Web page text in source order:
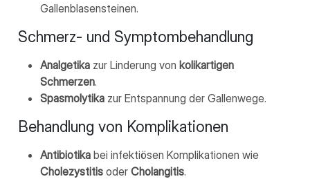
Gallenblasensteinen.
Schmerz- und Symptombehandlung
Analgetika zur Linderung vonkolikartigen
Schmerzen.
Spasmolytika zur Entspannung der Gallenwege.
Behandlung von Komplikationen
Antibiotika bei infektiösen Komplikationen wie
Cholezystitis oderCholangitis.